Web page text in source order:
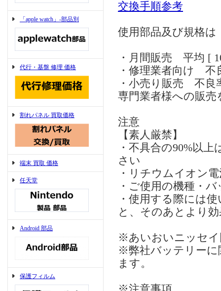
「apple watch」-部品別
代行・基盤 修理 価格
割れパネル 買取価格
端末 買取 価格
任天堂
Android 部品
保護フィルム
交換手順参考
使用部品及び規格
・月間販売 平均 [
・修理業者向け 不
・小売り販売 不良
専門業者様への販
注意
【素人厳禁】
・不具合の90%以
さい
・リチウムイオン
・ご使用の機種・
・使用する際には
と、そのあとより
※あいおいニッセイ
※弊社バッテリーに
ます。